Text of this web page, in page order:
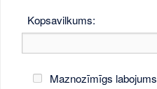
Kopsavilkums:
Maznozīmīgs labojums